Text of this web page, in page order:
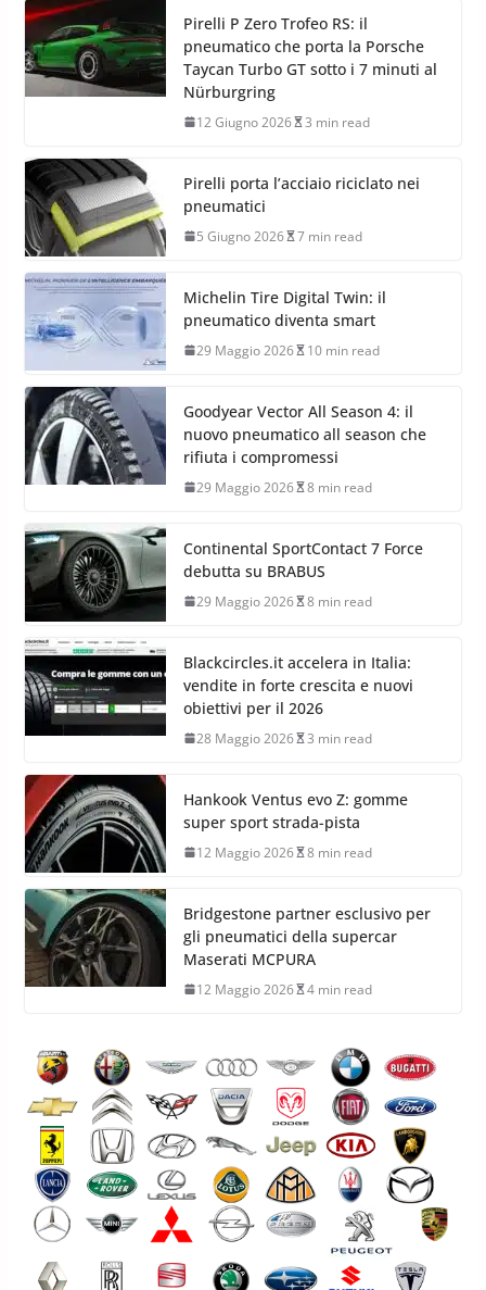
Pirelli P Zero Trofeo RS: il
pneumatico che porta la Porsche
Taycan Turbo GT sotto i 7 minuti al
Nürburgring
12 Giugno 2026 3 min read
Pirelli porta l’acciaio riciclato nei
pneumatici
5 Giugno 2026 7 min read
Michelin Tire Digital Twin: il
pneumatico diventa smart
29 Maggio 2026 10 min read
Goodyear Vector All Season 4: il
nuovo pneumatico all season che
rifiuta i compromessi
29 Maggio 2026 8 min read
Continental SportContact 7 Force
debutta su BRABUS
29 Maggio 2026 8 min read
Blackcircles.it accelera in Italia:
vendite in forte crescita e nuovi
obiettivi per il 2026
28 Maggio 2026 3 min read
Hankook Ventus evo Z: gomme
super sport strada-pista
12 Maggio 2026 8 min read
Bridgestone partner esclusivo per
gli pneumatici della supercar
Maserati MCPURA
12 Maggio 2026 4 min read